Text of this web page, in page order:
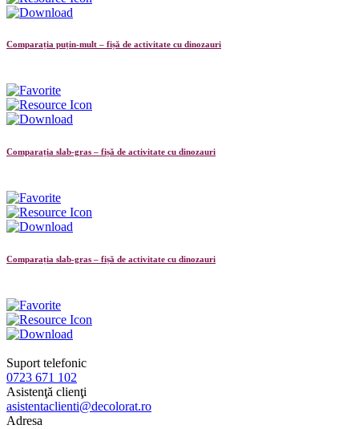
Comparația puțin-mult – fișă de activitate cu dinozauri
Comparația slab-gras – fișă de activitate cu dinozauri
Comparația slab-gras – fișă de activitate cu dinozauri
Suport telefonic
0723 671 102
Asistenţă clienţi
asistentaclienti@decolorat.ro
Adresa